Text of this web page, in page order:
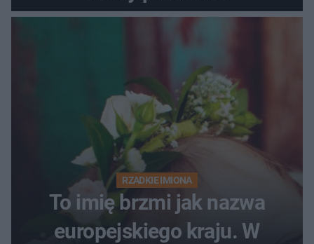
RZADKIE IMIONA
To imię brzmi jak nazwa
europejskiego kraju. W